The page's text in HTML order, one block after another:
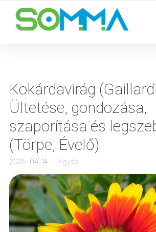
Kokárdavirág
Ültetése, gondozása,
szaporítása és
(Törpe, Évelő)
2025-04-14 Egyéb